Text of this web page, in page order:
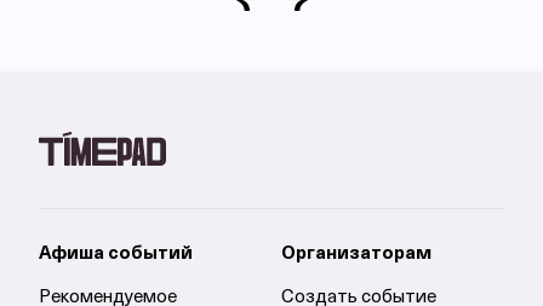
Афиша событий
Рекомендуемое
Организаторам
Создать событие